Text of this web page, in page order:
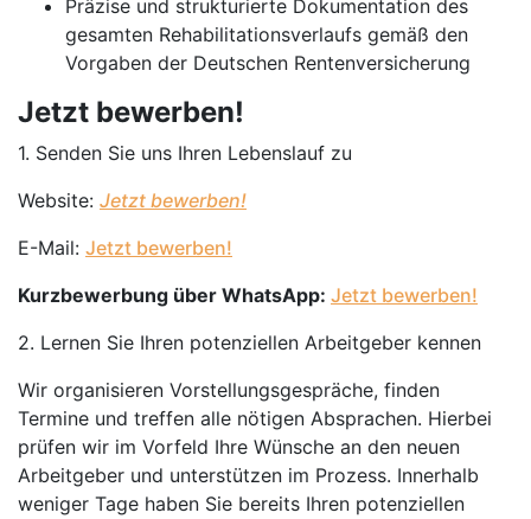
Präzise und strukturierte Dokumentation des
gesamten Rehabilitationsverlaufs gemäß den
Vorgaben der Deutschen Rentenversicherung
Jetzt bewerben!
1. Senden Sie uns Ihren Lebenslauf zu
Website: Jetzt bewerben!
E-Mail: Jetzt bewerben!
Kurzbewerbung über WhatsApp: Jetzt bewerben!
2. Lernen Sie Ihren potenziellen Arbeitgeber kennen
Wir organisieren Vorstellungsgespräche, finden
Termine und treffen alle nötigen Absprachen. Hierbei
prüfen wir im Vorfeld Ihre Wünsche an den neuen
Arbeitgeber und unterstützen im Prozess. Innerhalb
weniger Tage haben Sie bereits Ihren potenziellen